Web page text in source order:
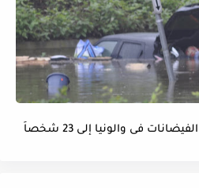
فى والونيا إلى 23 شخصاً